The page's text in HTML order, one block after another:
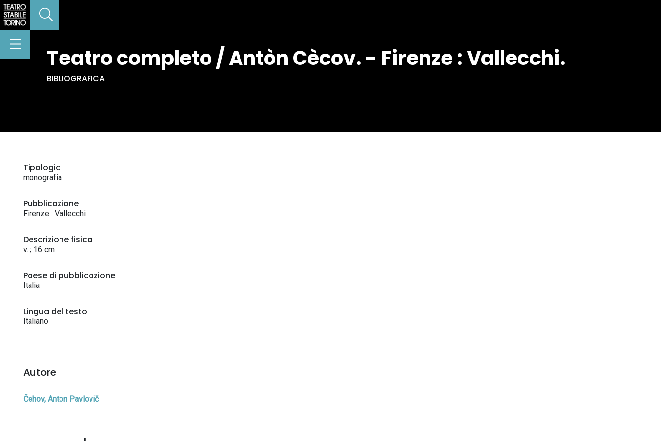
Teatro completo / Antòn Cècov. - Firenze : Vallecchi.
BIBLIOGRAFICA
Tipologia
monografia
Pubblicazione
Firenze : Vallecchi
Descrizione fisica
v. ; 16 cm
Paese di pubblicazione
Italia
Lingua del testo
Italiano
Autore
Čehov, Anton Pavlovič